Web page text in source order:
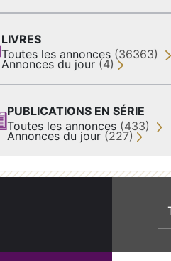
LIVRES
Toutes les annonces (36363)
Annonces du jour (4)
PUBLICATIONS EN SÉRIE
Toutes les annonces (433)
Annonces du jour (227)